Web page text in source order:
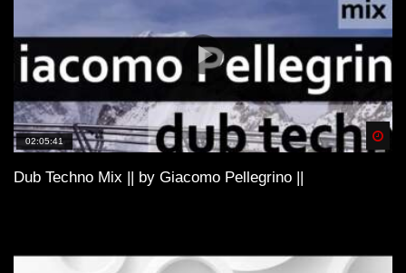
02:05:41
Dub Techno Mix || by Giacomo Pellegrino ||